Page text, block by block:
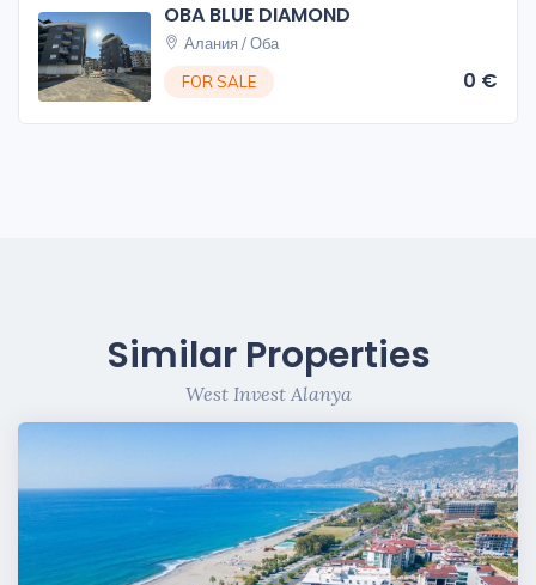
OBA BLUE DIAMOND
Алания / Оба
FOR SALE
0 €
Similar Properties
West Invest Alanya